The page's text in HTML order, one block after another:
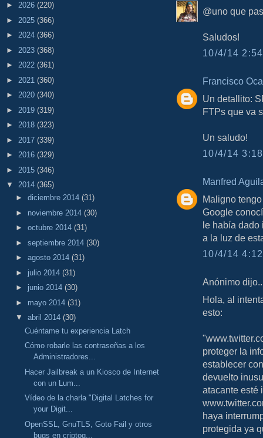
► 2026 (220)
► 2025 (366)
► 2024 (366)
► 2023 (368)
► 2022 (361)
► 2021 (360)
► 2020 (340)
► 2019 (319)
► 2018 (323)
► 2017 (339)
► 2016 (329)
► 2015 (346)
▼ 2014 (365)
► diciembre 2014 (31)
► noviembre 2014 (30)
► octubre 2014 (31)
► septiembre 2014 (30)
► agosto 2014 (31)
► julio 2014 (31)
► junio 2014 (30)
► mayo 2014 (31)
▼ abril 2014 (30)
Cuéntame tu experiencia Latch
Cómo robarle las contraseñas a los
Administradores...
Hacer Jailbreak a un Kiosco de Internet
con un Lum...
Vídeo de la charla "Digital Latches for
your Digit...
OpenSSL, GnuTLS, Goto Fail y otros
bugs en criptog...
@uno que
Saludos!
10/4/14
Francisco Oca
Un detallito:
FTPs que va
Un saludo!
10/4/14
Manfred
Maligno
Google
le había dado
a la luz de
10/4/14
Anónimo
Hola, al
esto:
proteger la
establecer
devuelto
atacante esté
haya
protegida ya